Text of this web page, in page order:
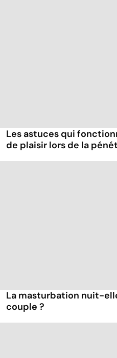
Les astuces qui
de plaisir lors de la
La masturbation nuit-
couple ?